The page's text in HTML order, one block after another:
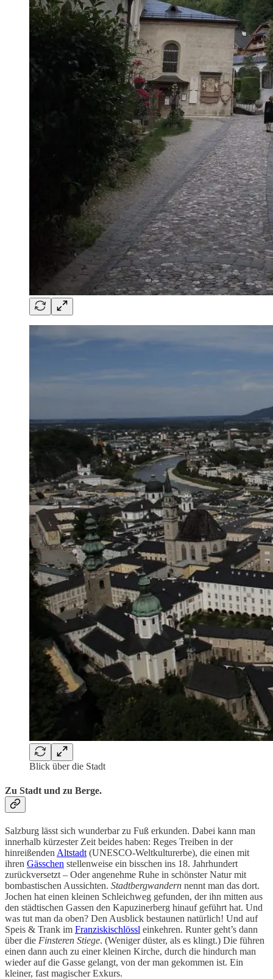
Blick über die Stadt
Zu Stadt und zu Berge.
Salzburg lässt sich wunderbar zu Fuß erkunden. Dabei kann man
innerhalb kürzester Zeit beides haben: Reges Treiben in der
hinreißenden Altstadt (UNESCO-Weltkulturerbe), die einen mit
ihren Gässchen stellenweise ein bisschen ins 18. Jahrhundert
zurückversetzt – Oder angenehme Ruhe in schönster Natur mit
bombastischen Aussichten. Stadtbergwandern nennt man das dort.
Jochen hat einen kleinen Schleichweg gefunden, der ihn mitten aus
den städtischen Gassen den Kapuzinerberg hinauf geführt hat. Und
was tut man da oben? Den Ausblick bestaunen natürlich! Und auf
Speis & Trank im Franziskischlössl einkehren. Runter geht’s dann
über die Finsteren Stiege. (Weniger düster, als es klingt.) Die führen
einen dann auch zu einer kleinen Kirche, durch die hindurch man
wieder auf die Gasse gelangt, von der man gekommen ist. Ein
kleiner, fast magischer Exkurs.